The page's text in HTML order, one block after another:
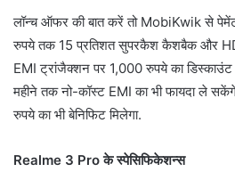
लॉन्च ऑफर की बात करें तो MobiKwik से
रुपये तक 15 प्रतिशत सुपरकैश कैशबैक और
EMI ट्रांजैक्शन पर 1,000 रुपये का डिस्काउंट
महीने तक नो-कॉस्ट EMI का भी फायदा ले
रुपये का भी बेनिफिट मिलेगा.
Realme 3 Pro के स्पेसिफिकेशन्स